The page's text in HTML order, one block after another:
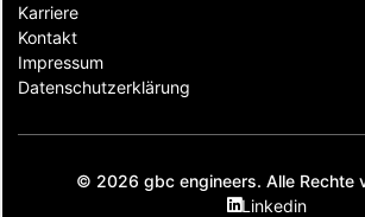
Karriere
Kontakt
Impressum
Datenschutzerklärung
© 2026 gbc engineers. Alle Rechte
Linkedin